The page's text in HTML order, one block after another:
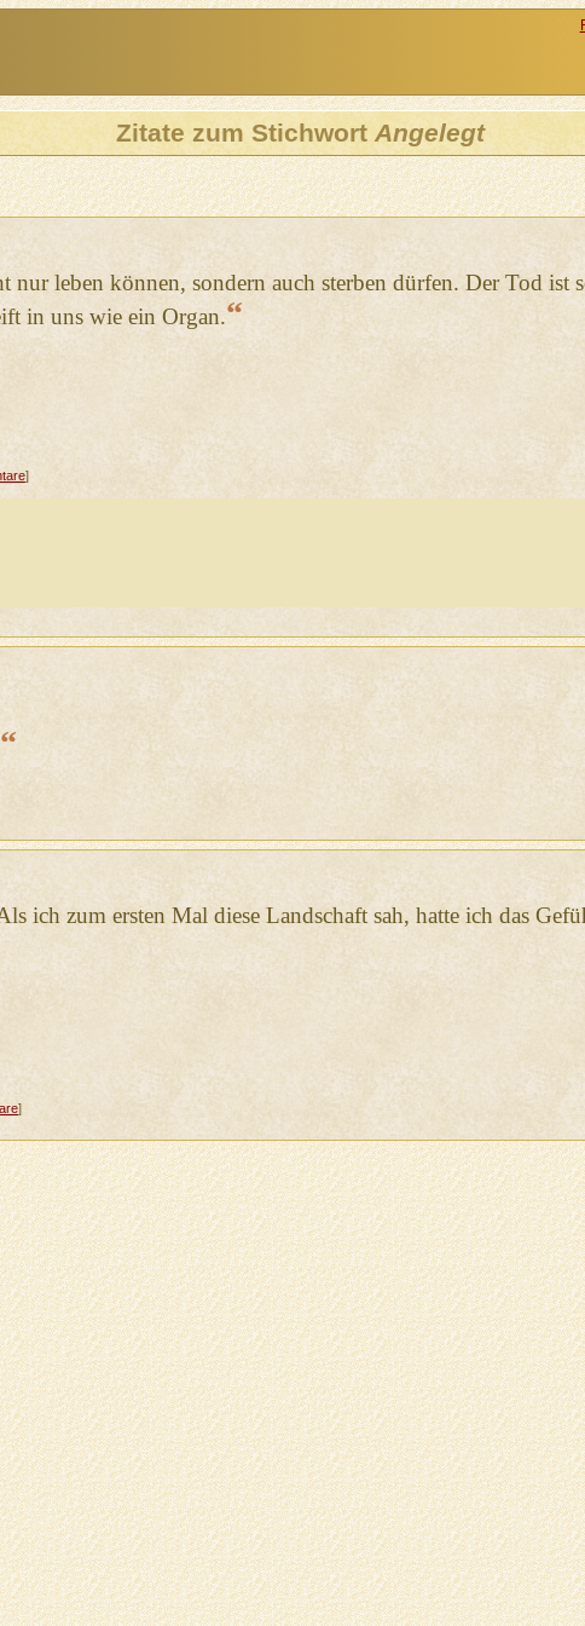
Zitate zum StichwortAngelegt
nur leben können, sondern auch sterben dürfen. Der Tod ist
in uns wie ein Organ.“
]
“
ich zum ersten Mal diese Landschaft sah, hatte ich das
]